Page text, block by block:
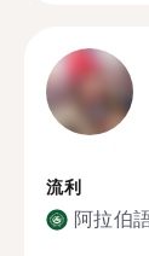
流利
阿拉伯